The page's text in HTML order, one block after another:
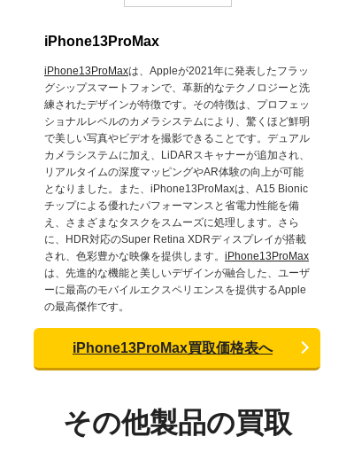
iPhone13ProMax
iPhone13ProMaxは、Appleが2021年に発表したフラッ
グシップスマートフォンで、革新的なテクノロジーと洗
練されたデザインが特徴です。その特徴は、プロフェッ
ショナルレベルのカメラシステムにより、驚くほど鮮明
で美しい写真やビデオを撮影できることです。デュアル
カメラシステムに加え、LiDARスキャナーが追加され、
リアルタイムの深度マッピングやAR体験の向上が可能
となりました。また、iPhone13ProMaxは、A15 Bionic
チップによる優れたパフォーマンスと省電力性能を備
え、さまざまなタスクをスムーズに処理します。さら
に、HDR対応のSuper Retina XDRディスプレイが搭載
され、色彩豊かな映像を提供します。 iPhone13ProMax
は、先進的な機能と美しいデザインが融合した、ユーザ
ーに最高のモバイルエクスペリエンスを提供するApple
の最高傑作です。
iPhone13ProMax買取価格表へ
その他製品の買取